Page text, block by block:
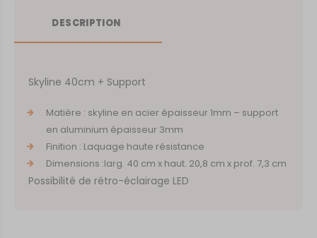
DESCRIPTION
Skyline 40cm + Support
Matière : skyline en acier épaisseur 1mm – support
en aluminium épaisseur 3mm
Finition : Laquage haute résistance
Dimensions :larg. 40 cm x haut. 20,8 cm x prof. 7,3 cm
Possibilité de rétro-éclairage LED